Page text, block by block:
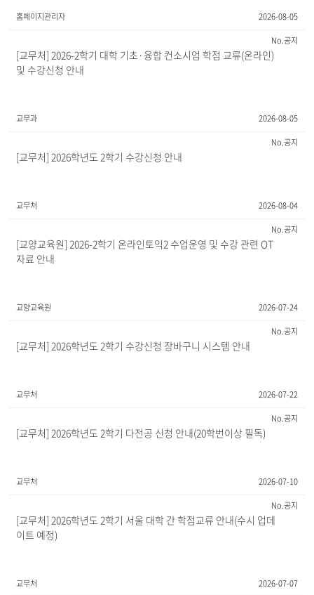
홈페이지관리자
2026-08-05
공지
[교무처] 2026-2학기 대학 기초·융합 컨소시엄 학점 교류(온라인)
및 수강신청 안내
교무과
2026-08-05
공지
[교무처] 2026학년도 2학기 수강신청 안내
교무처
2026-08-04
공지
[교양교육원] 2026-2학기 온라인토익2 수업운영 및 수강 관련 OT
자료 안내
교양교육원
2026-07-24
공지
[교무처] 2026학년도 2학기 수강신청 장바구니 시스템 안내
교무처
2026-07-22
공지
[교무처] 2026학년도 2학기 다전공 신청 안내(20학번이상 필독)
교무처
2026-07-10
공지
[교무처] 2026학년도 2학기 서울 대학 간 학점교류 안내(수시 업데
이트 예정)
교무처
2026-07-07